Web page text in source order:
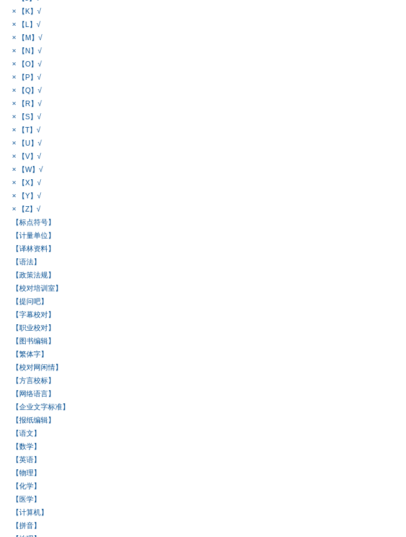
× 【K】√
× 【L】√
× 【M】√
× 【N】√
× 【O】√
× 【P】√
× 【Q】√
× 【R】√
× 【S】√
× 【T】√
× 【U】√
× 【V】√
× 【W】√
× 【X】√
× 【Y】√
× 【Z】√
【标点符号】
【计量单位】
【译林资料】
【语法】
【政策法规】
【校对培训室】
【提问吧】
【字幕校对】
【职业校对】
【图书编辑】
【繁体字】
【校对网闲情】
【方言校标】
【网络语言】
【企业文字标准】
【报纸编辑】
【语文】
【数学】
【英语】
【物理】
【化学】
【医学】
【计算机】
【拼音】